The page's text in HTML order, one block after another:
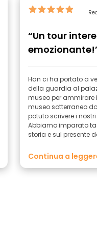
“Un tour
Han ci ha portato a
della guardia al
museo per ammirare
museo sotterraneo
potuto scrivere i
Abbiamo imparato
storia e sul presente
Continua a